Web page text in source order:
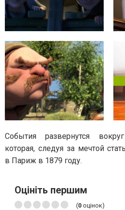
События развернутся
которая, следуя за мечтой
в Париж в 1879 году.
Оцініть першим
(0 оцінок)